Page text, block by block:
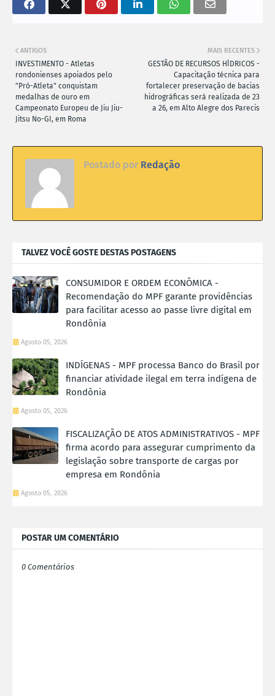
MAIS RECENTES
GESTÃO DE RECURSOS HÍDRICOS -
Capacitação técnica para
fortalecer preservação de bacias
hidrográficas será realizada de 23
a 26, em Alto Alegre dos Parecis
ANTIGOS
INVESTIMENTO - Atletas
rondonienses apoiados pelo
"Pró-Atleta" conquistam
medalhas de ouro em
Campeonato Europeu de Jiu Jiu-
Jitsu No-GI, em Roma
Postado por Redação
TALVEZ VOCÊ GOSTE DESTAS POSTAGENS
CONSUMIDOR E ORDEM ECONÔMICA -
Recomendação do MPF garante providências
para facilitar acesso ao passe livre digital em
Rondônia
Agosto 05, 2026
INDÍGENAS - MPF processa Banco do Brasil por
financiar atividade ilegal em terra indígena de
Rondônia
Agosto 05, 2026
FISCALIZAÇÃO DE ATOS ADMINISTRATIVOS - MPF
firma acordo para assegurar cumprimento da
legislação sobre transporte de cargas por
empresa em Rondônia
Agosto 05, 2026
POSTAR UM COMENTÁRIO
0 Comentários